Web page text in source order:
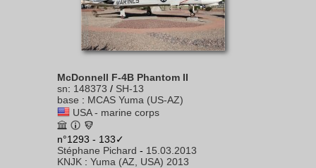
McDonnell F-4B Phantom II
sn: 148373 / SH-13
base : MCAS Yuma (US-AZ)
USA - marine corps
n°1293 - 133✓
Stéphane Pichard - 15.03.2013
KNJK : Yuma (AZ, USA) 2013